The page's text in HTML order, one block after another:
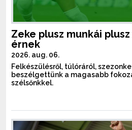
Zeke plusz munkái
érnek
2026. aug. 06.
Felkészülésről, túlóráról,
beszélgettünk a magasabb
szélsőnkkel.